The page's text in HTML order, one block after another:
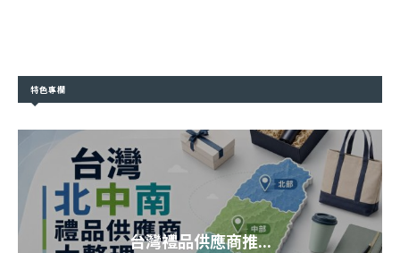
特色專欄
台灣禮品供應商推...